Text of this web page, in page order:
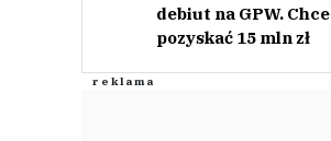
debiut na GPW. Chce
pozyskać 15 mln zł